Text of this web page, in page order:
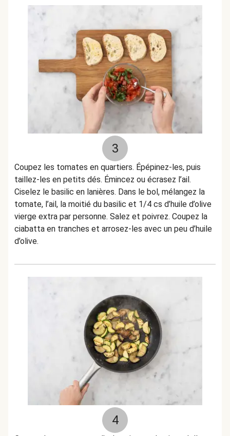
3
Coupez les tomates en quartiers. Épépinez-les, puis
taillez-les en petits dés. Émincez ou écrasez l’ail.
Ciselez le basilic en lanières. Dans le bol, mélangez la
tomate, l’ail, la moitié du basilic et 1/4 cs d’huile d’olive
vierge extra par personne. Salez et poivrez. Coupez la
ciabatta en tranches et arrosez-les avec un peu d’huile
d’olive.
4